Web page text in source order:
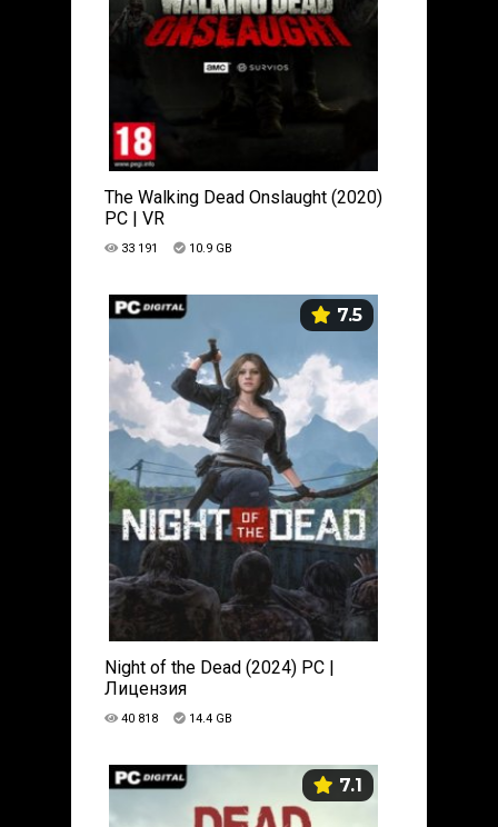
The Walking Dead Onslaught (2020)
PC | VR
33 191 10.9 GB
7.5
Night of the Dead (2024) PC |
Лицензия
40 818 14.4 GB
7.1